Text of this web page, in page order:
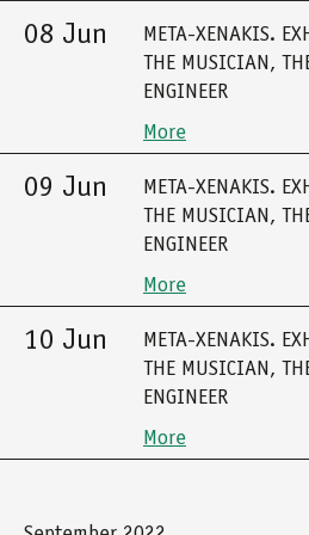
08 Jun
META-XENAKIS.
THE MUSICIAN,
ENGINEER
More
09 Jun
META-XENAKIS.
THE MUSICIAN,
ENGINEER
More
10 Jun
META-XENAKIS.
THE MUSICIAN,
ENGINEER
More